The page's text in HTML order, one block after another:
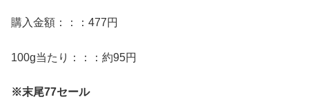
購入金額：：：477円
100g当たり：：：約95円
※末尾77セール